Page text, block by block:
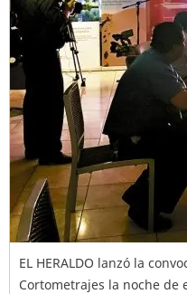
EL HERALDO lanzó la
Cortometrajes la noche de